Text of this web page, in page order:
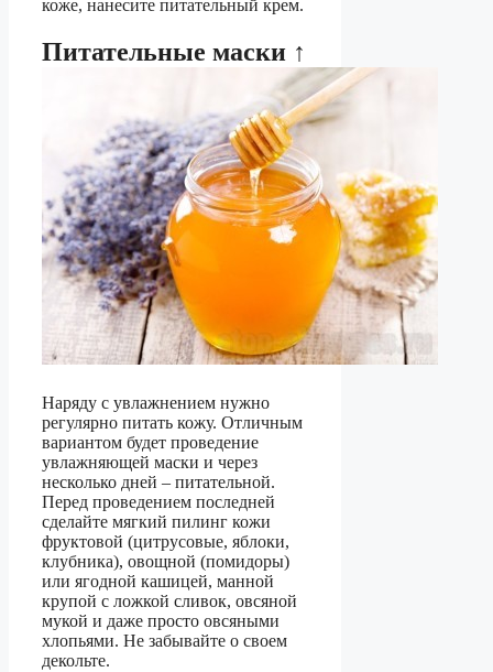
коже, нанесите питательный крем.
Питательные маски ↑
Наряду с увлажнением нужно
регулярно питать кожу. Отличным
вариантом будет проведение
увлажняющей маски и через
несколько дней – питательной.
Перед проведением последней
сделайте мягкий пилинг кожи
фруктовой (цитрусовые, яблоки,
клубника), овощной (помидоры)
или ягодной кашицей, манной
крупой с ложкой сливок, овсяной
мукой и даже просто овсяными
хлопьями. Не забывайте о своем
декольте.